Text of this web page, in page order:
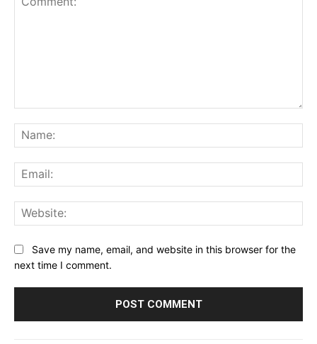
Save my name, email, and website in this browser for the
next time I comment.